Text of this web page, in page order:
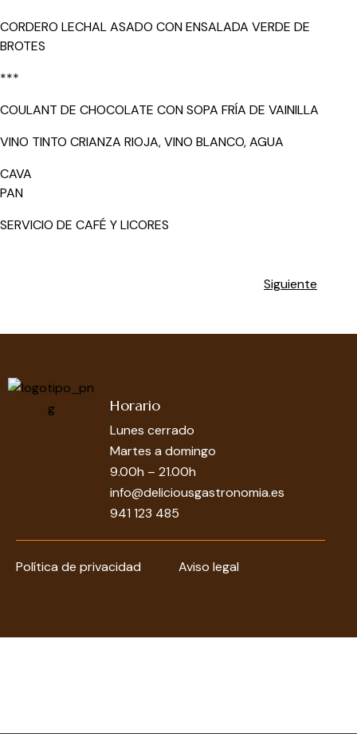
CORDERO LECHAL ASADO CON ENSALADA VERDE DE
BROTES
***
COULANT DE CHOCOLATE CON SOPA FRÍA DE VAINILLA
VINO TINTO CRIANZA RIOJA, VINO BLANCO, AGUA
CAVA
PAN
SERVICIO DE CAFÉ Y LICORES
Siguiente
Horario
Lunes cerrado
Martes a domingo
9.00h – 21.00h
info@deliciousgastronomia.es
941 123 485
Política de privacidad Aviso legal